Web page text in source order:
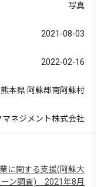
写真
2021-08-03
2022-02-16
熊本県 阿蘇郡南阿蘇村
マネジメント株式会社
に関する支援(阿蘇大
ン調査) 2021年8月